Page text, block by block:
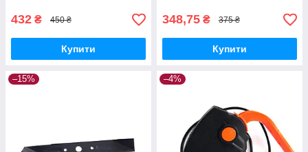
432 ₴ 450 ₴
Купити
348,75 ₴ 375 ₴
Купити
–15% –4%